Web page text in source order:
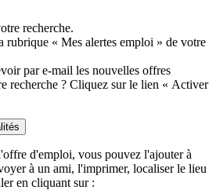
recherche.
rubrique « Mes alertes emploi » de votre
par e-mail les nouvelles offres
recherche ? Cliquez sur le lien « Activer
d'emploi, vous pouvez l'ajouter à
à un ami, l'imprimer, localiser le lieu
en cliquant sur :